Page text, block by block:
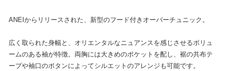
ANEIからリリースされた、新型のフード付きオーバーチュニック。
広く取られた身幅と、オリエンタルなニュアンスを感じさせるボリュ
ームのある袖が特徴。両胸には大きめのポケットを配し、裾の共布テ
ープや袖口のボタンによってシルエットのアレンジも可能です。